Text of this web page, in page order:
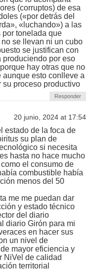
(corruptos) de esa
(«por detrás del
«luchando») a las
por tonelada que
se llevan ni un cubo
se justifican con
produciendo por eso
hay otras que no
esto conlleve a
su proceso productivo
Responder
20 junio, 2024 at 17:54
estado de la foca de
su plan de
si necesita
hasta no hace mucho
el consumo de
combustible había
menos del 50
me me puedan dar
y estado técnico
del diario
diario Girón para mi
en hacer sus
un nivel de
mayor eficiencia y
NiVel de calidad
territorial